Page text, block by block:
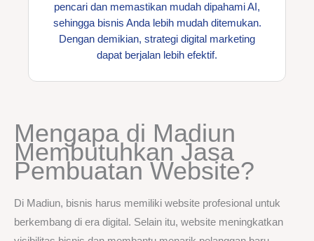
pencari dan memastikan mudah dipahami AI,
sehingga bisnis Anda lebih mudah ditemukan.
Dengan demikian, strategi digital marketing
dapat berjalan lebih efektif.
Mengapa di Madiun
Membutuhkan Jasa
Pembuatan Website?
Di Madiun, bisnis harus memiliki website profesional untuk
berkembang di era digital. Selain itu, website meningkatkan